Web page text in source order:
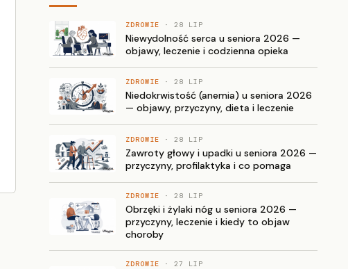
ZDROWIE · 28 LIP
Niewydolność serca u seniora 2026 —
objawy, leczenie i codzienna opieka
ZDROWIE · 28 LIP
Niedokrwistość (anemia) u seniora 2026
— objawy, przyczyny, dieta i leczenie
ZDROWIE · 28 LIP
Zawroty głowy i upadki u seniora 2026 —
przyczyny, profilaktyka i co pomaga
ZDROWIE · 28 LIP
Obrzęki i żylaki nóg u seniora 2026 —
przyczyny, leczenie i kiedy to objaw
choroby
ZDROWIE · 27 LIP